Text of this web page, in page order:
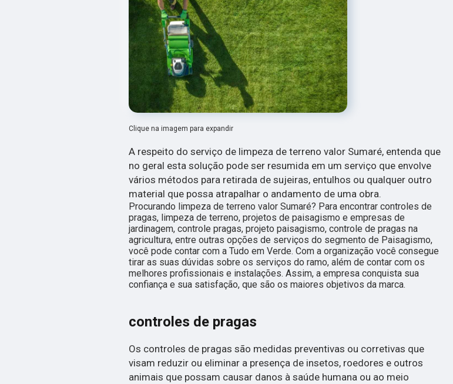
Clique na imagem para expandir
A respeito do serviço de limpeza de terreno valor Sumaré, entenda que
no geral esta solução pode ser resumida em um serviço que envolve
vários métodos para retirada de sujeiras, entulhos ou qualquer outro
material que possa atrapalhar o andamento de uma obra.
Procurando limpeza de terreno valor Sumaré? Para encontrar controles de
pragas, limpeza de terreno, projetos de paisagismo e empresas de
jardinagem, controle pragas, projeto paisagismo, controle de pragas na
agricultura, entre outras opções de serviços do segmento de Paisagismo,
você pode contar com a Tudo em Verde. Com a organização você consegue
tirar as suas dúvidas sobre os serviços do ramo, além de contar com os
melhores profissionais e instalações. Assim, a empresa conquista sua
confiança e sua satisfação, que são os maiores objetivos da marca.
controles de pragas
Os controles de pragas são medidas preventivas ou corretivas que
visam reduzir ou eliminar a presença de insetos, roedores e outros
animais que possam causar danos à saúde humana ou ao meio